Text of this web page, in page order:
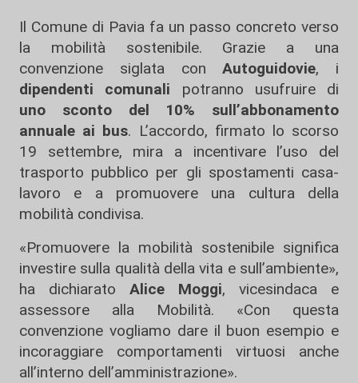
Il Comune di Pavia fa un passo concreto verso
la mobilità sostenibile. Grazie a una
convenzione siglata conAutoguidovie, i
dipendenti comunali potranno usufruire di
uno sconto del 10% sull’abbonamento
annuale ai bus. L’accordo, firmato lo scorso
19 settembre, mira a incentivare l’uso del
trasporto pubblico per gli spostamenti casa-
lavoro e a promuovere una cultura della
mobilità condivisa.
«Promuovere la mobilità sostenibile significa
investire sulla qualità della vita e sull’ambiente»,
ha dichiarato Alice Moggi, vicesindaca e
assessore alla Mobilità. «Con questa
convenzione vogliamo dare il buon esempio e
incoraggiare comportamenti virtuosi anche
all’interno dell’amministrazione».